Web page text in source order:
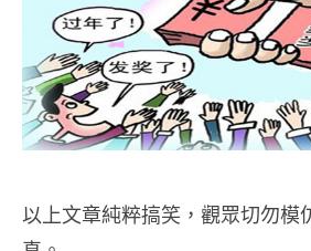
以上文章純粹搞笑，觀眾切勿模